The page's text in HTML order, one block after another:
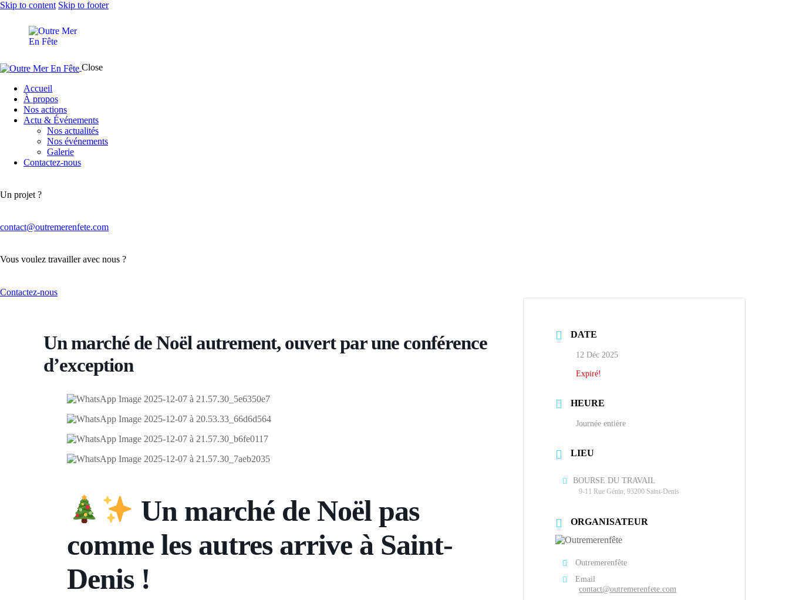
Skip to content Skip to footer
Close
Accueil
À propos
Nos actions
Actu & Événements
Nos actualités
Nos événements
Galerie
Contactez-nous
Un projet ?
contact@outremerenfete.com
Vous voulez travailler avec nous ?
Contactez-nous
Un marché de Noël autrement, ouvert par une conférence
d’exception
Un marché de Noël pas
comme les autres arrive à Saint-
Denis !
DATE
12 Déc 2025
Expiré!
HEURE
Journée entière
LIEU
BOURSE DU TRAVAIL
9-11 Rue Génin, 93200 Saint-Denis
ORGANISATEUR
Outremerenfête
Email
contact@outremerenfete.com